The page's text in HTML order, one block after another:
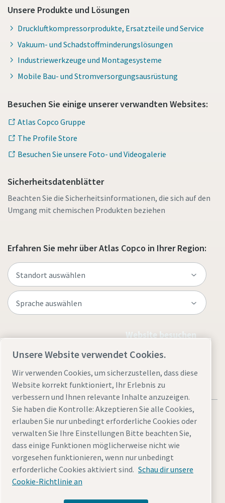
Unsere Produkte und Lösungen
Druckluftkompressorprodukte, Ersatzteile und Service
Vakuum- und Schadstoffminderungslösungen
Industriewerkzeuge und Montagesysteme
Mobile Bau- und Stromversorgungsausrüstung
Besuchen Sie einige unserer verwandten Websites:
Atlas Copco Gruppe
The Profile Store
Besuchen Sie unsere Foto- und Videogalerie
Sicherheitsdatenblätter
Beachten Sie die Sicherheitsinformationen, die sich auf den
Umgang mit chemischen Produkten beziehen
Erfahren Sie mehr über Atlas Copco in Ihrer Region:
Website besuchen
Rechtliche HinweiseCookies verwaltenBarrierefreiheit
Datenschutzerklärung SitemapImpressum
© 2025 Atlas Copco Kompressoren und Drucklufttechnik
Unsere Website verwendet Cookies.
Wir verwenden Cookies, um sicherzustellen, dass diese
Website korrekt funktioniert, Ihr Erlebnis zu
verbessern und Ihnen relevante Inhalte anzuzeigen.
Sie haben die Kontrolle: Akzeptieren Sie alle Cookies,
erlauben Sie nur unbedingt erforderliche Cookies oder
verwalten Sie Ihre Einstellungen Bitte beachten Sie,
dass einige Funktionen möglicherweise nicht wie
vorgesehen funktionieren, wenn nur unbedingt
erforderliche Cookies aktiviert sind. Schau dir unsere
Cookie-Richtlinie an